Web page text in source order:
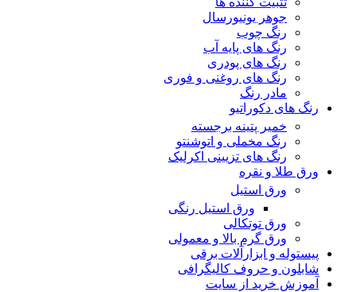
جوهر یونیورسال
رنگ چوب
رنگ‌ های پایه آب
رنگ های پودری
رنگ‌ های روغنی و فوری
مادر رنگ
رنگ های دکوراتیو
خمیر پتینه برجسته
رنگ مخملی و اتوشنتو
رنگ های تزیینی اکرلیک
ورق طلا و نقره
ورق استیل
ورق استیل رنگی
ورق توتکالی
ورق گرم بالا و معمولی
پیستوله و ابزارآلات برقی
شابلون و حروف کالیگرافی
آموزش خرید از سایت